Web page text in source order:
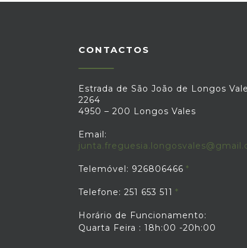
CONTACTOS
Estrada de São João de Longos
2264
4950 – 200 Longos Vales
Email:
Telemóvel: 926806466
Telefone: 251 653 511
Horário de Funcionamento:
Quarta Feira : 18h:00 -20h:00